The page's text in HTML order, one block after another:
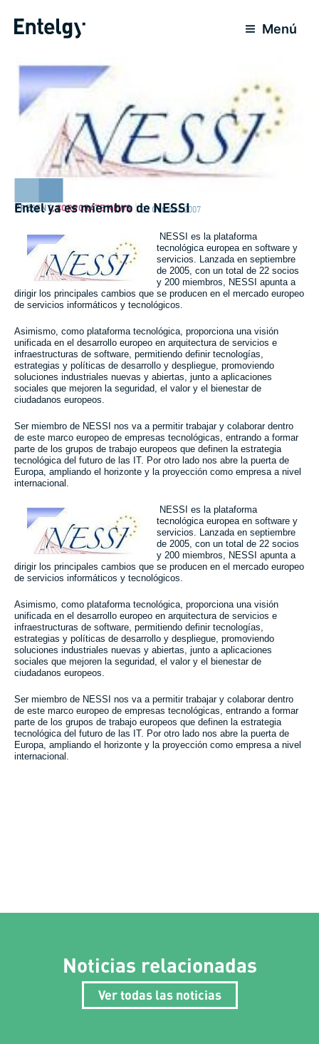
Menú
PRESENT,CORPORATE NEWS 22 October 2007
Entel ya es miembro de NESSI
NESSI es la plataforma
tecnológica europea en software y
servicios. Lanzada en septiembre
de 2005, con un total de 22 socios
y 200 miembros, NESSI apunta a
dirigir los principales cambios que se producen en el mercado europeo
de servicios informáticos y tecnológicos.
Asimismo, como plataforma tecnológica, proporciona una visión
unificada en el desarrollo europeo en arquitectura de servicios e
infraestructuras de software, permitiendo definir tecnologías,
estrategias y políticas de desarrollo y despliegue, promoviendo
soluciones industriales nuevas y abiertas, junto a aplicaciones
sociales que mejoren la seguridad, el valor y el bienestar de
ciudadanos europeos.
Ser miembro de NESSI nos va a permitirtrabajar y colaborar dentro
de este marco europeo de empresas tecnológicas, entrando a formar
parte de los grupos de trabajo europeos que definen la estrategia
tecnológica del futuro de las IT. Por otro lado nos abre la puerta de
Europa, ampliando el horizonte y la proyección como empresa a nivel
internacional.
NESSI es la plataforma
tecnológica europea en software y
servicios. Lanzada en septiembre
de 2005, con un total de 22 socios
y 200 miembros, NESSI apunta a
dirigir los principales cambios que se producen en el mercado europeo
de servicios informáticos y tecnológicos.
Asimismo, como plataforma tecnológica, proporciona una visión
unificada en el desarrollo europeo en arquitectura de servicios e
infraestructuras de software, permitiendo definir tecnologías,
estrategias y políticas de desarrollo y despliegue, promoviendo
soluciones industriales nuevas y abiertas, junto a aplicaciones
sociales que mejoren la seguridad, el valor y el bienestar de
ciudadanos europeos.
Ser miembro de NESSI nos va a permitirtrabajar y colaborar dentro
de este marco europeo de empresas tecnológicas, entrando a formar
parte de los grupos de trabajo europeos que definen la estrategia
tecnológica del futuro de las IT. Por otro lado nos abre la puerta de
Europa, ampliando el horizonte y la proyección como empresa a nivel
internacional.
Noticias relacionadas
Ver todas las noticias